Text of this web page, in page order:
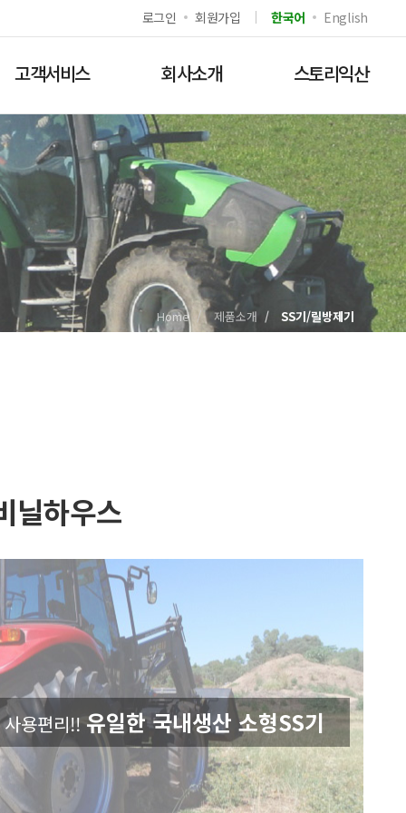
로그인 회원가입 한국어 English
고객서비스 회사소개 스토리익산
Home 제품소개 SS기/릴방제기
닐하우스
사용편리!!유일한 국내생산 소형SS기